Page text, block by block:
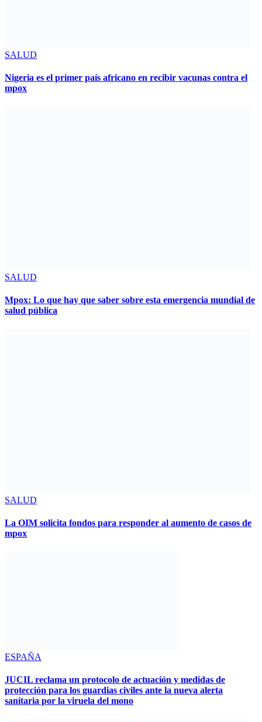
SALUD
Nigeria es el primer país africano en recibir vacunas contra el
mpox
SALUD
Mpox: Lo que hay que saber sobre esta emergencia mundial de
salud pública
SALUD
La OIM solicita fondos para responder al aumento de casos de
mpox
ESPAÑA
JUCIL reclama un protocolo de actuación y medidas de
protección para los guardias civiles ante la nueva alerta
sanitaria por la viruela del mono